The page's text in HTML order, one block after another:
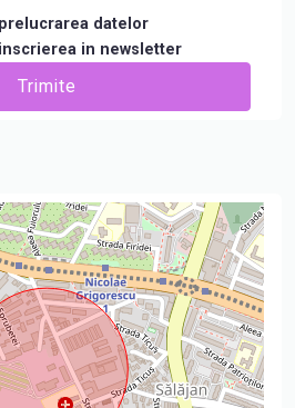
datelor
in newsletter